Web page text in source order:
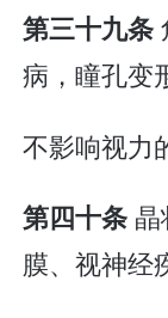
第三十九条
病，瞳孔变
不影响视力
第四十条
膜、视神经